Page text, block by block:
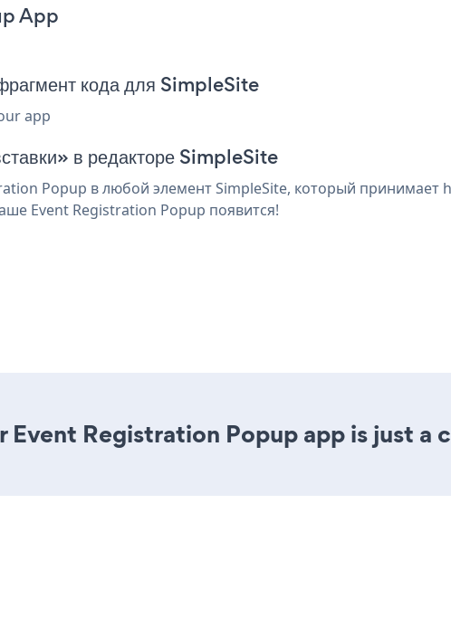
App
кода для SimpleSite
app
в редакторе SimpleSite
Popup в любой элемент SimpleSite, который принимает
Event Registration Popup появится!
Registration Popup app is just a